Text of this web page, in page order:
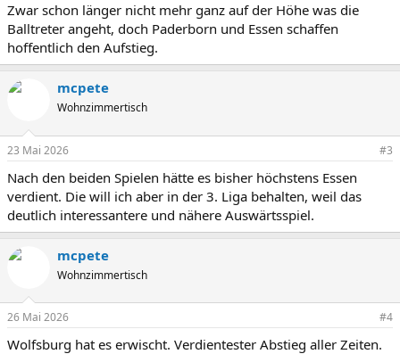
Zwar schon länger nicht mehr ganz auf der Höhe was die
Balltreter angeht, doch Paderborn und Essen schaffen
hoffentlich den Aufstieg.
mcpete
Wohnzimmertisch
23 Mai 2026 #3
Nach den beiden Spielen hätte es bisher höchstens Essen
verdient. Die will ich aber in der 3. Liga behalten, weil das
deutlich interessantere und nähere Auswärtsspiel.
mcpete
Wohnzimmertisch
26 Mai 2026 #4
Wolfsburg hat es erwischt. Verdientester Abstieg aller Zeiten.